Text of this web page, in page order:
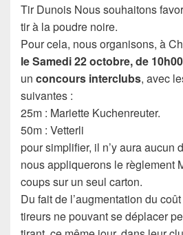
Tir Dunois Nous souhaitons
tir à la poudre noire.
Pour cela, nous organisons, à
le Samedi 22 octobre, de
un concours interclubs, avec
suivantes :
25m : Mariette Kuchenreuter.
50m : Vetterli
pour simplifier, il n’y aura aucun
nous appliquerons le règlement
coups sur un seul carton.
Du fait de l’augmentation du
tireurs ne pouvant se déplacer